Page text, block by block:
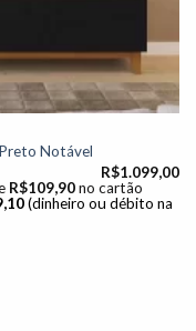
Notável
R$1.099,00
R$109,90 no cartão
(dinheiro ou débito na